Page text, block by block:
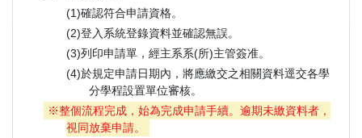
(1)確認符合申請資格。
(2)登入系統登錄資料並確認無誤。
(3)列印申請單，經主系系(所)主管簽准。
(4)於規定申請日期內，將應繳交之相關資料逕交各學
分學程設置單位審核。
※整個流程完成，始為完成申請手續。逾期未繳資料者，
視同放棄申請。